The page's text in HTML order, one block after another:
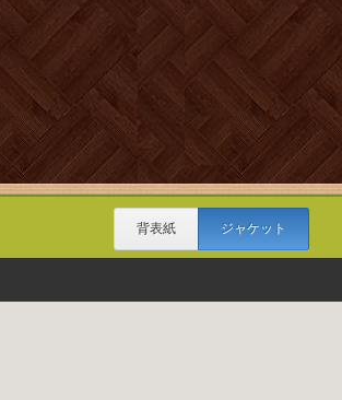
背表紙 ジャケット